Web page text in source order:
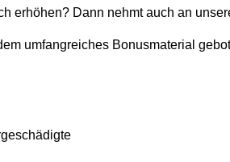
erhöhen? Dann nehmt auch an
umfangreiches Bonusmaterial